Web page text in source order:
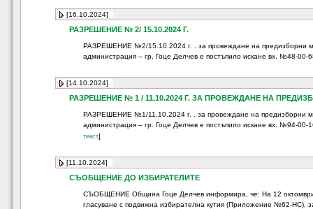
[16.10.2024]
РАЗРЕШЕНИЕ № 2/ 15.10.2024 Г.
РАЗРЕШЕНИЕ №2/15.10.2024 г. . за провеждане на предизборни
администрация – гр. Гоце Делчев е постъпило искане вх. №48-00-
[14.10.2024]
РАЗРЕШЕНИЕ № 1 / 11.10.2024 Г. ЗА ПРОВЕЖДАНЕ НА
РАЗРЕШЕНИЕ №1/11.10.2024 г. . за провеждане на предизборни
администрация – гр. Гоце Делчев е постъпило искане вх. №94-00-
текст]
[11.10.2024]
СЪОБЩЕНИЕ ДО ИЗБИРАТЕЛИТЕ
СЪОБЩЕНИЕ Община Гоце Делчев информира, че: На 12 октомври
гласуване с подвижна избирателна кутия (Приложение №62-НС),